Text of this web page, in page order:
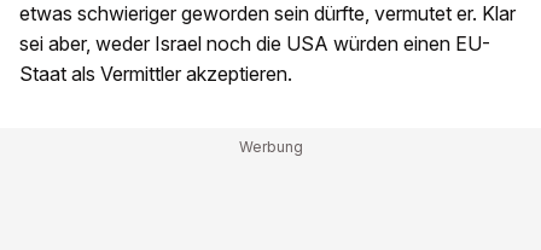
etwas schwieriger geworden sein dürfte, vermutet er. Klar
sei aber, weder Israel noch die USA würden einen EU-
Staat als Vermittler akzeptieren.